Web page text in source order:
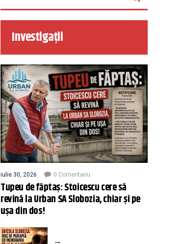
Investigații
iulie 30, 2026 0 Comentariu
Tupeu de făptaș: Stoicescu cere să
revină la Urban SA Slobozia, chiar și pe
ușa din dos!
...